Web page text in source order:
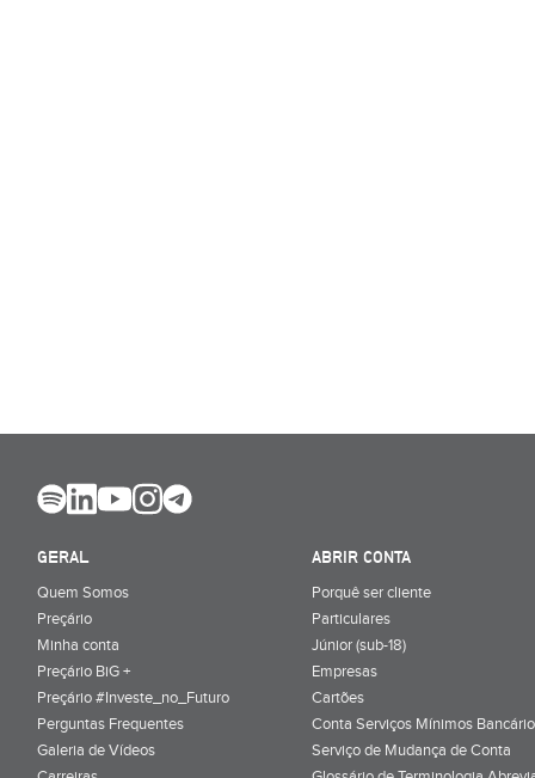
GERAL
Quem Somos
Preçário
Minha conta
Preçário BiG +
Preçário #Investe_no_Futuro
Perguntas Frequentes
Galeria de Vídeos
ABRIR CONTA
Porquê ser cliente
Particulares
Júnior (sub-18)
Empresas
Cartões
Conta Serviços Mínimos
Serviço de Mudança de Conta